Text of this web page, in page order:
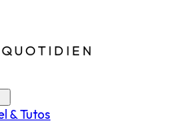
& Tutos